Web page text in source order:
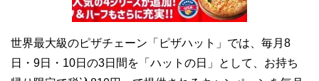
世界最大級のピザチェーン「ピザハット」では、毎月8
日・9日・10日の3日間を「ハットの日」として、お持ち